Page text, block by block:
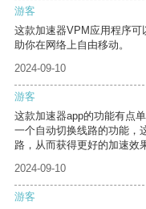
游客
这款加速器VPM应用程序
助你在网络上自由移动。
2024-09-10
游客
这款加速器app的功能有点
一个自动切换线路的功能，
路，从而获得更好的加速效
2024-09-10
游客